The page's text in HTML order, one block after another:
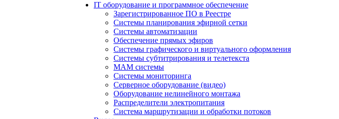
IT оборудование и программное обеспечение
Зарегистрированное ПО в Реестре
Системы планирования эфирной сетки
Системы автоматизации
Обеспечение прямых эфиров
Системы графического и виртуального оформления
Системы субтитрирования и телетекста
MAM системы
Системы мониторинга
Серверное оборудование (видео)
Оборудование нелинейного монтажа
Распределители электропитания
Система маршрутизации и обработки потоков